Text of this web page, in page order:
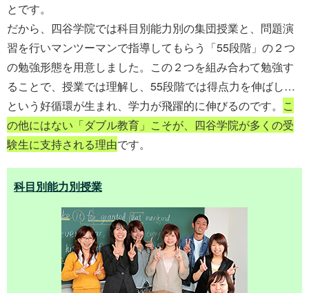
とです。
だから、四谷学院では科目別能力別の集団授業と、問題演
習を行いマンツーマンで指導してもらう「55段階」の２つ
の勉強形態を用意しました。この２つを組み合わて勉強す
ることで、授業では理解し、55段階では得点力を伸ばし…
という好循環が生まれ、学力が飛躍的に伸びるのです。 こ
の他にはない「ダブル教育」こそが、四谷学院が多くの受
験生に支持される理由です。
科目別能力別授業